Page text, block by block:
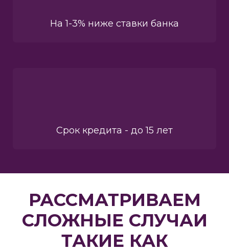
На 1-3% ниже ставки банка
Срок кредита - до 15 лет
РАССМАТРИВАЕМ
СЛОЖНЫЕ СЛУЧАИ
ТАКИЕ КАК